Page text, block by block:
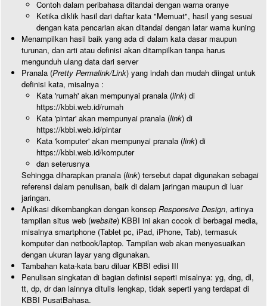
Contoh dalam peribahasa ditandai dengan warna oranye
Ketika diklik hasil dari daftar kata "Memuat", hasil yang sesuai
dengan kata pencarian akan ditandai dengan latar warna kuning
Menampilkan hasil baik yang ada di dalam kata dasar maupun
turunan, dan arti atau definisi akan ditampilkan tanpa harus
mengunduh ulang data dari server
Pranala (Pretty Permalink/Link) yang indah dan mudah diingat untuk
definisi kata, misalnya :
Kata 'rumah' akan mempunyai pranala (link) di
https://kbbi.web.id/rumah
Kata 'pintar' akan mempunyai pranala (link) di
https://kbbi.web.id/pintar
Kata 'komputer' akan mempunyai pranala (link) di
https://kbbi.web.id/komputer
dan seterusnya
Sehingga diharapkan pranala (link) tersebut dapat digunakan sebagai
referensi dalam penulisan, baik di dalam jaringan maupun di luar
jaringan.
Aplikasi dikembangkan dengan konsep Responsive Design, artinya
tampilan situs web (website) KBBI ini akan cocok di berbagai media,
misalnya smartphone (Tablet pc, iPad, iPhone, Tab), termasuk
komputer dan netbook/laptop. Tampilan web akan menyesuaikan
dengan ukuran layar yang digunakan.
Tambahan kata-kata baru diluar KBBI edisi III
Penulisan singkatan di bagian definisi seperti misalnya: yg, dng, dl,
tt, dp, dr dan lainnya ditulis lengkap, tidak seperti yang terdapat di
KBBI PusatBahasa.